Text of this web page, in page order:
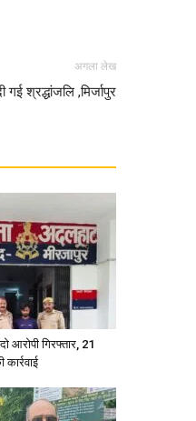
अगला लेख
गई श्रद्धांजलि ,मिर्जापुर
आरोपी गिरफ्तार, 21